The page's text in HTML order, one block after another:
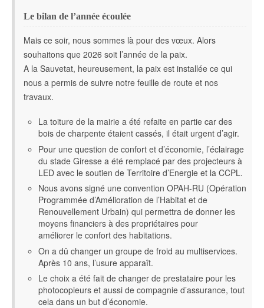
Le bilan de l’année écoulée
Mais ce soir, nous sommes là pour des vœux. Alors
souhaitons que 2026 soit l’année de la paix.
A la Sauvetat, heureusement, la paix est installée ce qui
nous a permis de suivre notre feuille de route et nos
travaux.
La toiture de la mairie a été refaite en partie car des
bois de charpente étaient cassés, il était urgent d’agir.
Pour une question de confort et d’économie, l’éclairage
du stade Giresse a été remplacé par des projecteurs à
LED avec le soutien de Territoire d’Energie et la CCPL.
Nous avons signé une convention OPAH-RU (Opération
Programmée d’Amélioration de l’Habitat et de
Renouvellement Urbain) qui permettra de donner les
moyens financiers à des propriétaires pour
améliorer le confort des habitations.
On a dû changer un groupe de froid au multiservices.
Après 10 ans, l’usure apparaît.
Le choix a été fait de changer de prestataire pour les
photocopieurs et aussi de compagnie d’assurance, tout
cela dans un but d’économie.